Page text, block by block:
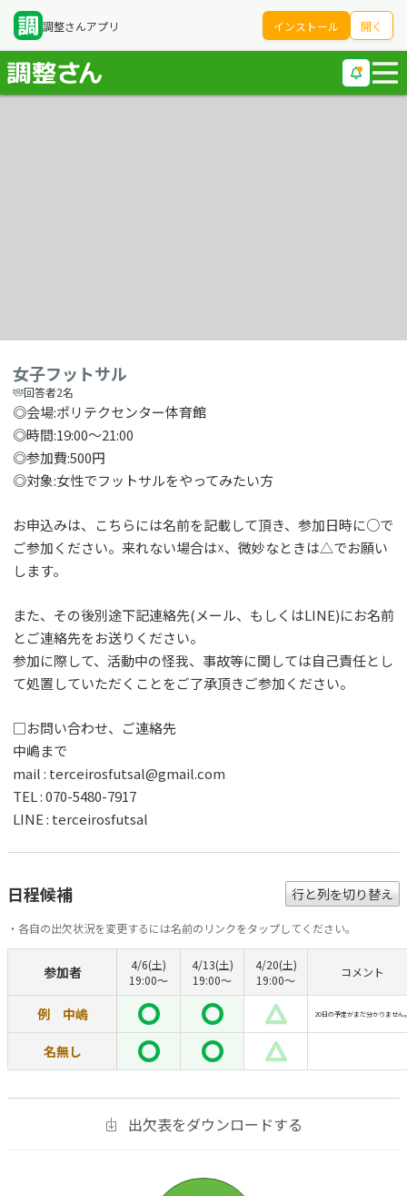
調整さんアプリ インストール 開く
女子フットサル
回答者2名
◎会場:ポリテクセンター体育館
◎時間:19:00〜21:00
◎参加費:500円
◎対象:女性でフットサルをやってみたい方
お申込みは、こちらには名前を記載して頂き、参加日時に○で
ご参加ください。来れない場合は☓、微妙なときは△でお願い
します。
また、その後別途下記連絡先(メール、もしくはLINE)にお名前
とご連絡先をお送りください。
参加に際して、活動中の怪我、事故等に関しては自己責任とし
て処置していただくことをご了承頂きご参加ください。
□お問い合わせ、ご連絡先
中嶋まで
mail : terceirosfutsal@gmail.com
TEL : 070-5480-7917
LINE : terceirosfutsal
日程候補 行と列を切り替え
・各自の出欠状況を変更するには名前のリンクをタップしてください。
参加者
4/6(土)
19:00〜
4/13(土)
19:00〜
4/20(土)
19:00〜
コメント
例 中嶋 20日の予定がまだ分かりません
名無し
出欠表をダウンロードする